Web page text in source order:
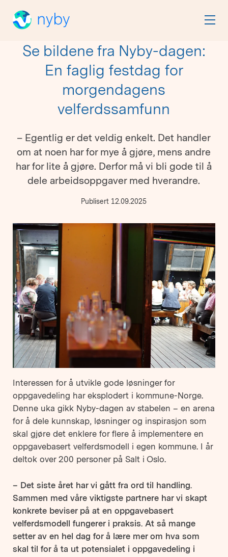
Se bildene fra Nyby-dagen:
En faglig festdag for
morgendagens
velferdssamfunn
– Egentlig er det veldig enkelt. Det handler
om at noen har for mye å gjøre, mens andre
har for lite å gjøre. Derfor må vi bli gode til å
dele arbeidsoppgaver med hverandre.
Publisert 12.09.2025
Interessen for å utvikle gode løsninger for
oppgavedeling har eksplodert i kommune-Norge.
Denne uka gikk Nyby-dagen av stabelen – en arena
for å dele kunnskap, løsninger og inspirasjon som
skal gjøre det enklere for flere å implementere en
oppgavebasert velferdsmodell i egen kommune. I år
deltok over 200 personer på Salt i Oslo.
– Det siste året har vi gått fra ord til handling.
Sammen med våre viktigste partnere har vi skapt
konkrete beviser på at en oppgavebasert
velferdsmodell fungerer i praksis. At så mange
setter av en hel dag for å lære mer om hva som
skal til for å ta ut potensialet i oppgavedeling i